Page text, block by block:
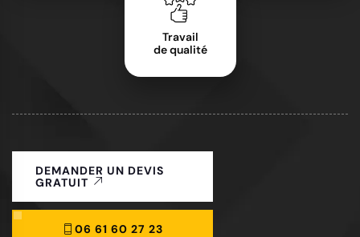
Travail
de qualité
DEMANDER UN DEVIS
GRATUIT
06 61 60 27 23